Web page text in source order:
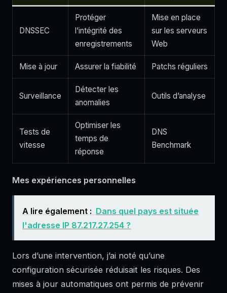
DNSSEC
Protéger
l’intégrité des
enregistrements
Mise en place
sur les serveurs
Web
Mise à jour Assurer la fiabilité Patchs réguliers
Surveillance
Détecter les
anomalies
Outils d’analyse
Tests de
vitesse
Optimiser les
temps de
réponse
DNS
Benchmark
Mes expériences personnelles
A lire également : Dans quel pays est située
l'adresse IP 87.217.27.254 ?
Lors d’une intervention, j’ai noté qu’une
configuration sécurisée réduisait les risques. Des
mises à jour automatiques ont permis de prévenir